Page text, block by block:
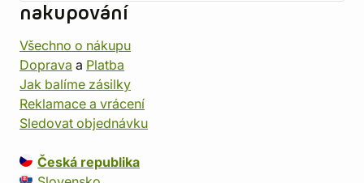
nakupování
Všechno o nákupu
Doprava a Platba
Jak balíme zásilky
Reklamace a vrácení
Sledovat objednávku
Česká republika